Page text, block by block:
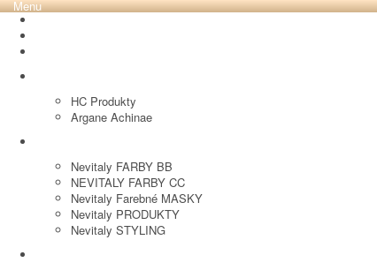
Menu
HC Produkty
Argane Achinae
Nevitaly FARBY BB
NEVITALY FARBY CC
Nevitaly Farebné MASKY
Nevitaly PRODUKTY
Nevitaly STYLING